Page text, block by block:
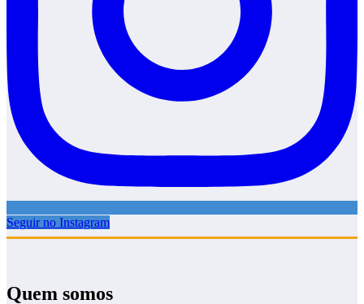
Seguir no Instagram
Quem somos